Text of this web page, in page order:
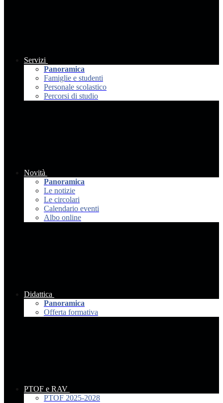
Servizi
Panoramica
Famiglie e studenti
Personale scolastico
Percorsi di studio
Novità
Panoramica
Le notizie
Le circolari
Calendario eventi
Albo online
Didattica
Panoramica
Offerta formativa
PTOF e RAV
PTOF 2025-2028